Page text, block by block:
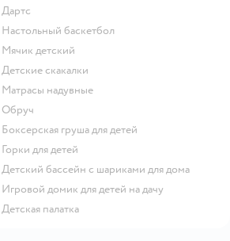
Дартс
Настольный баскетбол
Мячик детский
Детские скакалки
Матрасы надувные
Обруч
Боксерская груша для детей
Горки для детей
Детский бассейн с шариками для дома
Игровой домик для детей на дачу
Детская палатка